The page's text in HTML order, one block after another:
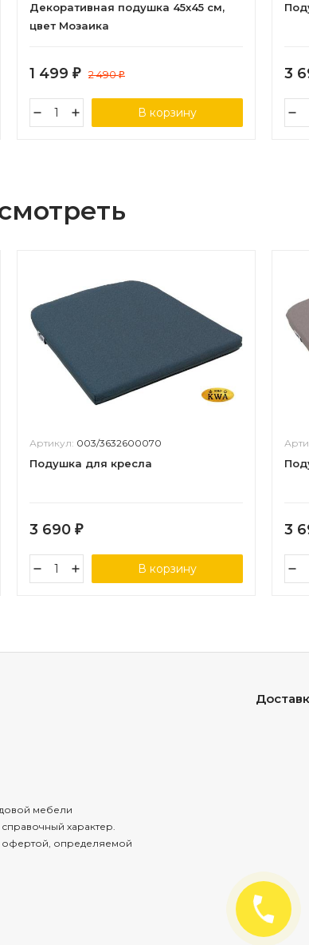
Декоративная подушка 45х45 см,
цвет Мозаика
1 499 ₽ 2 490₽
В корзину
3
Артикул: 003/3632600070
Подушка для кресла
3 690 ₽
В корзину
3
мебели
характер.
офертой, определяемой